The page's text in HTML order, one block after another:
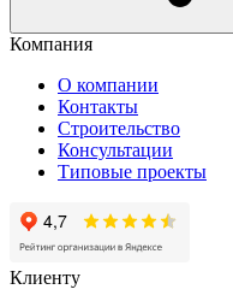
Компания
О компании
Контакты
Строительство
Консультации
Типовые проекты
Клиенту